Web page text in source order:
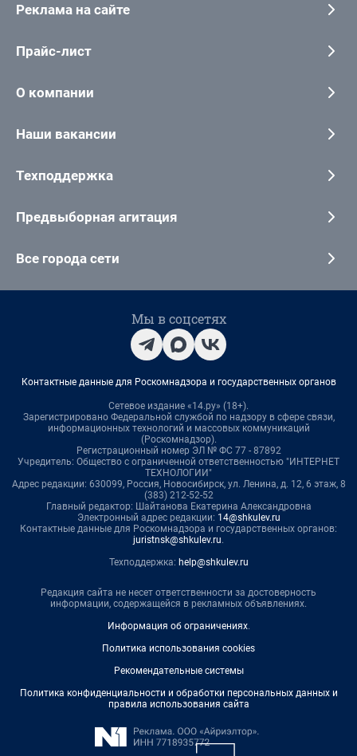
Реклама на сайте
Прайс-лист
О компании
Наши вакансии
Техподдержка
Предвыборная агитация
Все города сети
Мы в соцсетях
Контактные данные для Роскомнадзора и государственных органов
Сетевое издание «14.ру» (18+).
Зарегистрировано Федеральной службой по надзору в сфере связи,
информационных технологий и массовых коммуникаций
(Роскомнадзор).
Регистрационный номер ЭЛ № ФС 77 - 87892
Учредитель: Общество с ограниченной ответственностью "ИНТЕРНЕТ
ТЕХНОЛОГИИ"
Адрес редакции: 630099, Россия, Новосибирск, ул. Ленина, д. 12, 6 этаж, 8
(383) 212-52-52
Главный редактор: Шайтанова Екатерина Александровна
Электронный адрес редакции: 14@shkulev.ru
Контактные данные для Роскомнадзора и государственных органов:
juristnsk@shkulev.ru.
Техподдержка: help@shkulev.ru
Редакция сайта не несет ответственности за достоверность
информации, содержащейся в рекламных объявлениях.
Информация об ограничениях.
Политика использования cookies
Рекомендательные системы
Политика конфиденциальности и обработки персональных данных и
правила использования сайта